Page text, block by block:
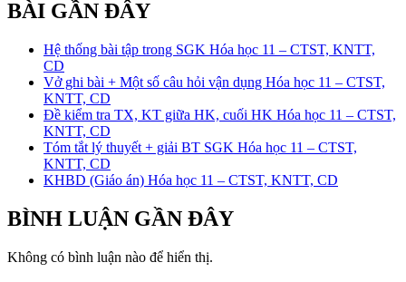
BÀI GẦN ĐÂY
Hệ thống bài tập trong SGK Hóa học 11 – CTST, KNTT,
CD
Vở ghi bài + Một số câu hỏi vận dụng Hóa học 11 – CTST,
KNTT, CD
Đề kiểm tra TX, KT giữa HK, cuối HK Hóa học 11 – CTST,
KNTT, CD
Tóm tắt lý thuyết + giải BT SGK Hóa học 11 – CTST,
KNTT, CD
KHBD (Giáo án) Hóa học 11 – CTST, KNTT, CD
BÌNH LUẬN GẦN ĐÂY
Không có bình luận nào để hiển thị.